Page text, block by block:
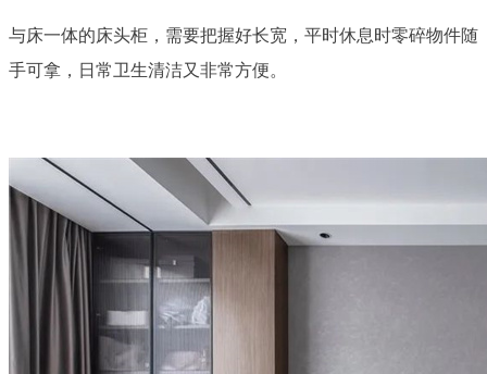
与床一体的床头柜，需要把握好长宽，平时休息时零碎物件随
手可拿，日常卫生清洁又非常方便。